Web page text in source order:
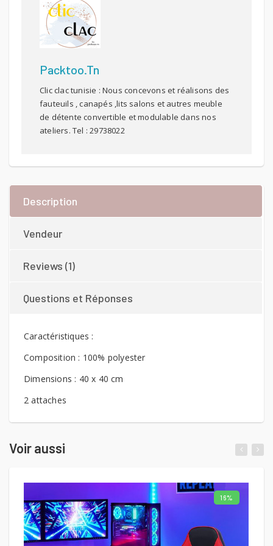
40x40cm
Quantité
Packtoo.tn
Clic clac tunisie : Nous concevons et réalisons des
fauteuils , canapés ,lits salons et autres meuble
de détente convertible et modulable dans nos
ateliers. Tel : 29738022
Description
Vendeur
Reviews (1)
Questions et Réponses
Caractéristiques :
Composition : 100% polyester
Dimensions : 40 x 40 cm
2 attaches
Voir aussi
16%